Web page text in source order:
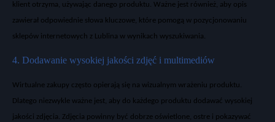
klient otrzyma, używając danego produktu. Ważne jest również, aby opis
zawierał odpowiednie słowa kluczowe, które pomogą w pozycjonowaniu
sklepów internetowych z Lublina w wynikach wyszukiwania.
4. Dodawanie wysokiej jakości zdjęć i multimediów
Wirtualne zakupy często opierają się na wizualnym wrażeniu produktu.
Dlatego niezwykle ważne jest, aby do każdego produktu dodawać wysokiej
jakości zdjęcia. Zdjęcia powinny być dobrze oświetlone, ostre i pokazywać